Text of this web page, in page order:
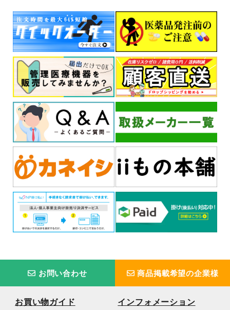
お問い合わせ 商品掲載希望の企業様
お買い物ガイド インフォメーション